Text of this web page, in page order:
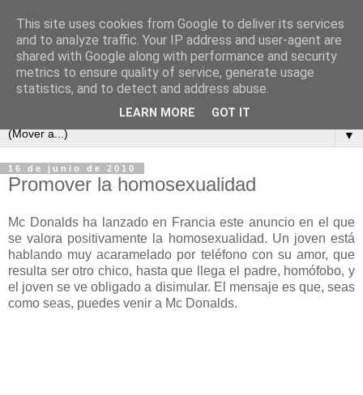
▼
16 de junio de 2010
Promover la homosexualidad
Mc Donalds ha lanzado en Francia este anuncio en el que
se valora positivamente la homosexualidad. Un joven está
hablando muy acaramelado por teléfono con su amor, que
resulta ser otro chico, hasta que llega el padre, homófobo, y
el joven se ve obligado a disimular. El mensaje es que, seas
como seas, puedes venir a Mc Donalds.
This site uses cookies from Google to deliver its services
and to analyze traffic. Your IP address and user-agent are
shared with Google along with performance and security
metrics to ensure quality of service, generate usage
statistics, and to detect and address abuse.
LEARN MORE GOT IT